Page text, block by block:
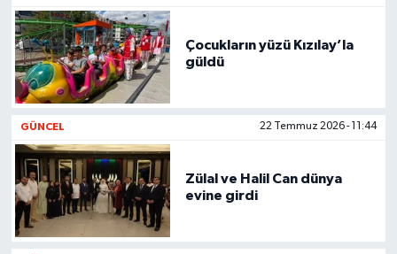
Çocukların yüzü Kızılay’la
güldü
GÜNCEL 22 Temmuz 2026 - 11:44
Zülal ve Halil Can dünya
evine girdi